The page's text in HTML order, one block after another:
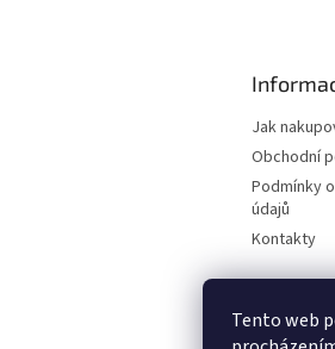
Tento web
Jak
Obchodní
Podmínky
údajů
Kontakty